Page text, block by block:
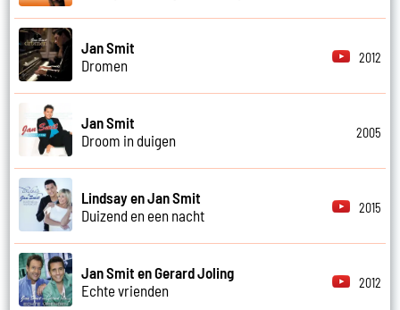
Jan Smit
Dromen
2012
Jan Smit
Droom in duigen
2005
Lindsay en Jan Smit
Duizend en een nacht
2015
Jan Smit en Gerard Joling
Echte vrienden
2012